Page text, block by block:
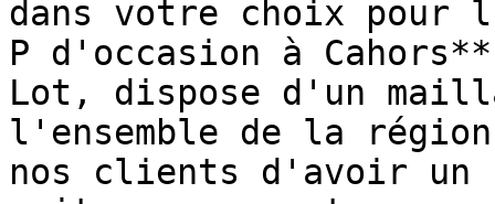
dans votre choix pour
P d'occasion à
Lot, dispose d'un
l'ensemble de la
nos clients d'avoir un